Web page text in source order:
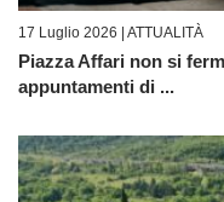
17 Luglio 2026 | ATTUALITÀ
Piazza Affari non si
appuntamenti di ...